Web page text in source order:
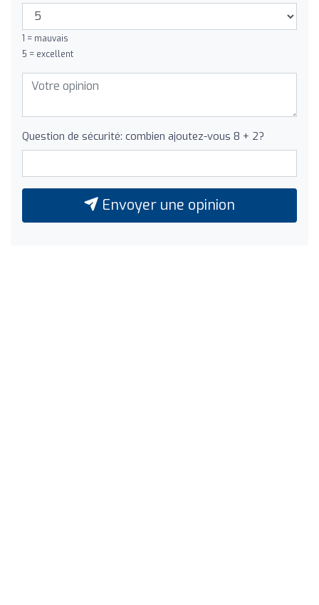
1 = mauvais
5 = excellent
Question de sécurité: combien ajoutez-vous 8 + 2?
Envoyer une opinion